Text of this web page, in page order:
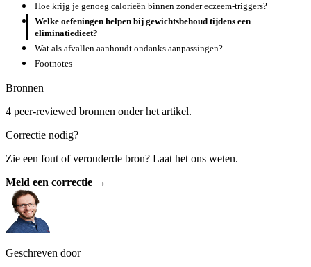
Hoe krijg je genoeg calorieën binnen zonder eczeem-triggers?
Welke oefeningen helpen bij gewichtsbehoud tijdens een
eliminatiedieet?
Wat als afvallen aanhoudt ondanks aanpassingen?
Footnotes
Bronnen
4 peer-reviewed bronnen onder het artikel.
Correctie nodig?
Zie een fout of verouderde bron? Laat het ons weten.
Meld een correctie →
Geschreven door